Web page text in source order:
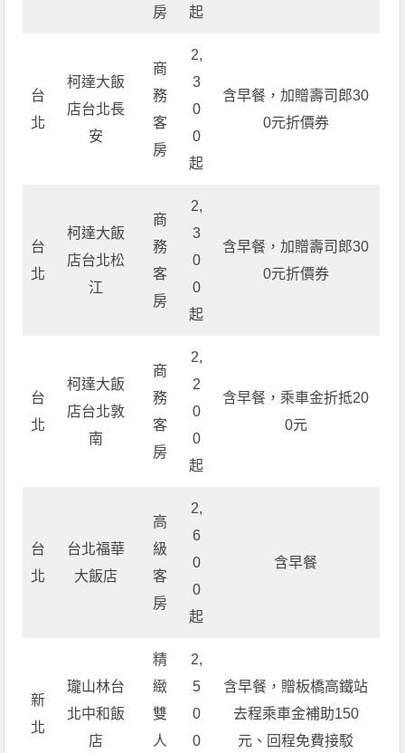
房
起
台
北
柯達大飯
店台北長
安
商
務
客
房
2,
3
0
0
起
含早餐，加贈壽司郎30
0元折價券
台
北
柯達大飯
店台北松
江
商
務
客
房
2,
3
0
0
起
含早餐，加贈壽司郎30
0元折價券
台
北
柯達大飯
店台北敦
南
商
務
客
房
2,
2
0
0
起
含早餐，乘車金折抵20
0元
台
北
台北福華
大飯店
高
級
客
房
2,
6
0
0
起
含早餐
新
北
瓏山林台
北中和飯
店
精
緻
雙
人
2,
5
0
0
含早餐，贈板橋高鐵站
去程乘車金補助150
元、回程免費接駁